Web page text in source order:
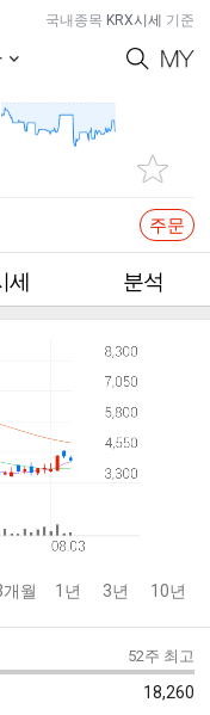
국내종목 KRX시세 기준
주문
세 분석
개월 1년 3년 10년
52주 최고
18,260